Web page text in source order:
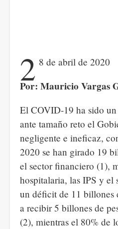
2 8 de abril de 2020
Por: Mauricio Vargas
El COVID-19 ha sido
ante tamaño reto el
negligente e ineficaz,
2020 se han girado 19
el sector financiero (1),
hospitalaria, las IPS y el
un déficit de 11 billones
a recibir 5 billones de
(2), mientras el 80% de